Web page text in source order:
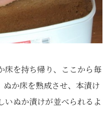
床を持ち帰り、ここから毎
ぬか床を熟成させ、本漬け
いぬか漬けが並べられるよ